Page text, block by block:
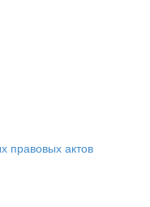
правовых актов